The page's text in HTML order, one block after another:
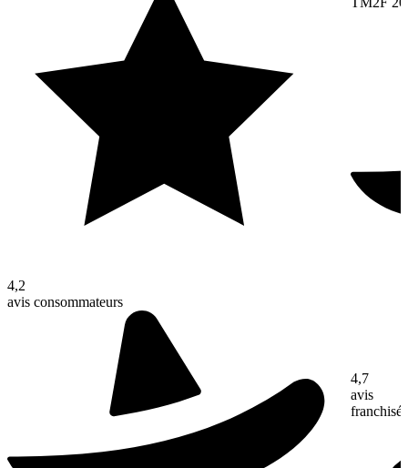
4,2
avis consommateurs
4,7
avis
franchisé